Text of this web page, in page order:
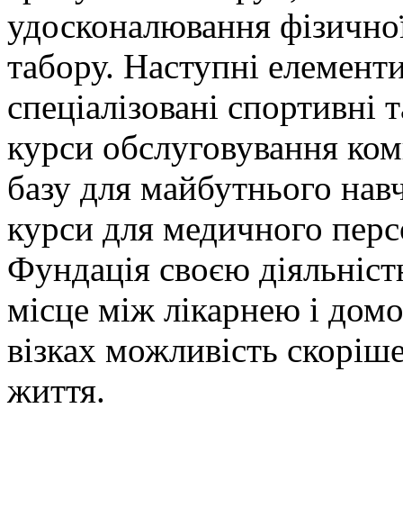
удосконалювання
табору. Наступні
спеціалізовані
курси обслуговування
базу для майбутнього
курси для медичного
Фундація своєю
місце між лікарнею і
візках можливість
життя.